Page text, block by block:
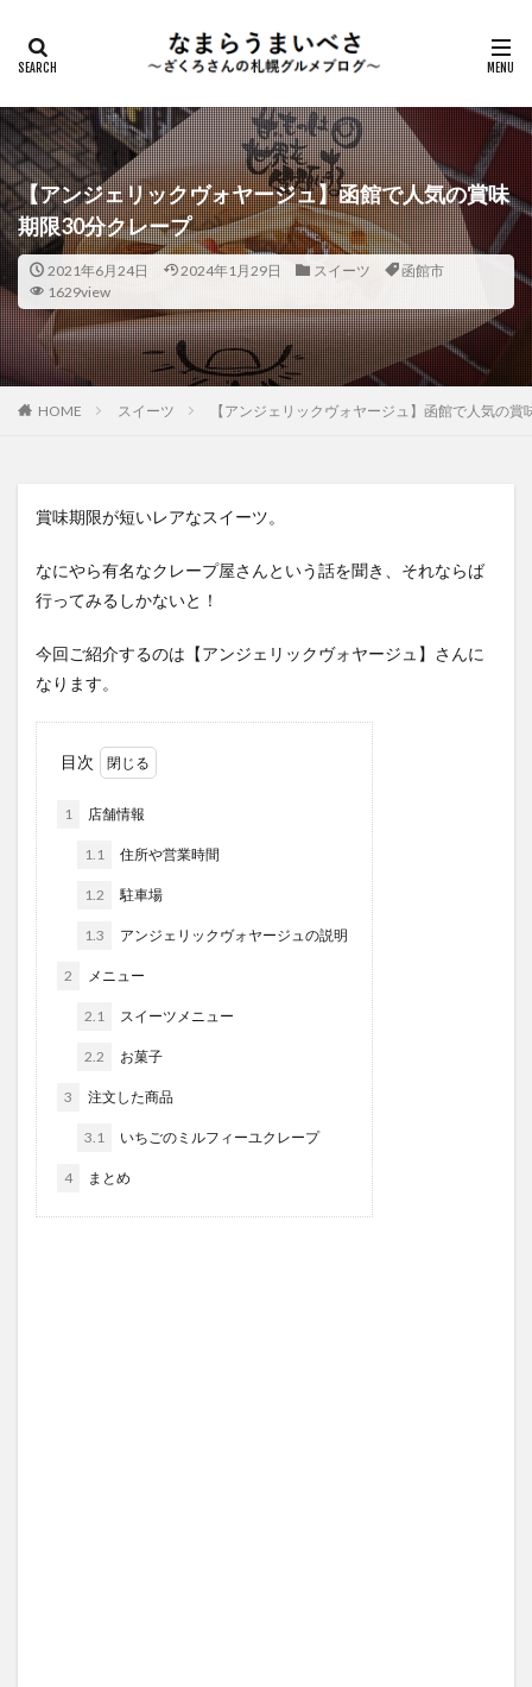
【アンジェリックヴォヤージュ】函館で人気の賞味
期限30分クレープ
2021年6月24日 2024年1月29日 スイーツ
函館市
1629view
HOME スイーツ 【アンジェリックヴォヤージュ】函館で人気の
賞味期限が短いレアなスイーツ。
なにやら有名なクレープ屋さんという話を聞き、それならば
行ってみるしかないと！
今回ご紹介するのは【アンジェリックヴォヤージュ】さんに
なります。
目次
1 店舗情報
1.1 住所や営業時間
1.2 駐車場
1.3 アンジェリックヴォヤージュの説明
2 メニュー
2.1 スイーツメニュー
2.2 お菓子
3 注文した商品
3.1 いちごのミルフィーユクレープ
4 まとめ